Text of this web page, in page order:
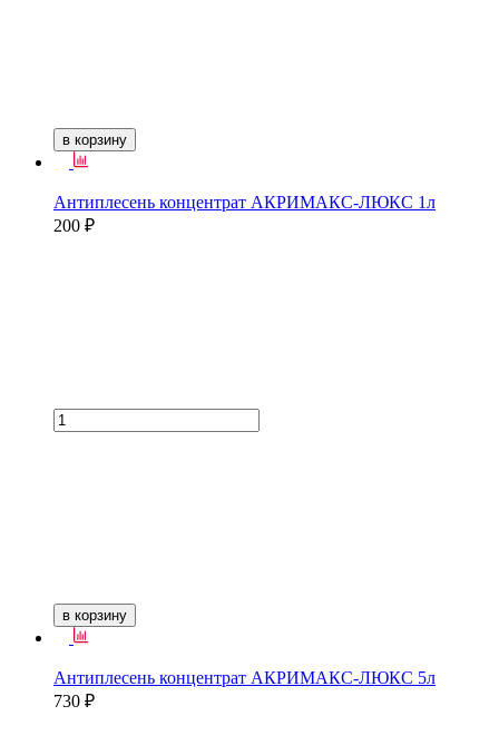
в корзину
Антиплесень концентрат АКРИМАКС-ЛЮКС 1л
200 ₽
в корзину
Антиплесень концентрат АКРИМАКС-ЛЮКС 5л
730 ₽